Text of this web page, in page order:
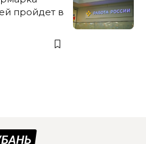
пройдет в